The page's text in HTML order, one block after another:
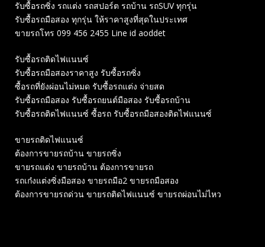
รับซื้อรถซิ่ง รถแต่ง รถสปอร์ต รถบ้าน รถSUV ทุกรุ่น
รับซื้อรถมือสอง ทุกรุ่น ให้ราคาสูงที่สุดในประเทศ
ขายรถโทร 099 456 2455 Line id aoddet
รับซื้อรถติดไฟแนนซ์
รับซื้อรถมือสองราคาสูง รับซื้อรถซิ่ง
ซื้อรถที่ยังผ่อนไม่หมด รับซื้อรถแต่ง จ่ายสด
รับซื้อรถมือสอง รับซื้อรถยนต์มือสอง รับซื้อรถบ้าน
รับซื้อรถติดไฟแนนซ์ ซื้อรถ รับซื้อรถมือสองติดไฟแนนซ์
ขายรถติดไฟแนนซ์
ต้องการขายรถบ้าน ขายรถซิ่ง
ขายรถแต่ง ขายรถบ้าน ต้องการขายรถ
รถเก๋งแต่งซิ่งมือสอง ขายรถมือ2 ขายรถมือสอง
ต้องการขายรถด่วน ขายรถติดไฟแนนซ์ ขายรถผ่อนไม่ไหว